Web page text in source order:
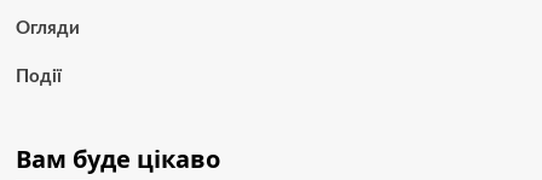
Огляди
Події
Вам буде цікаво